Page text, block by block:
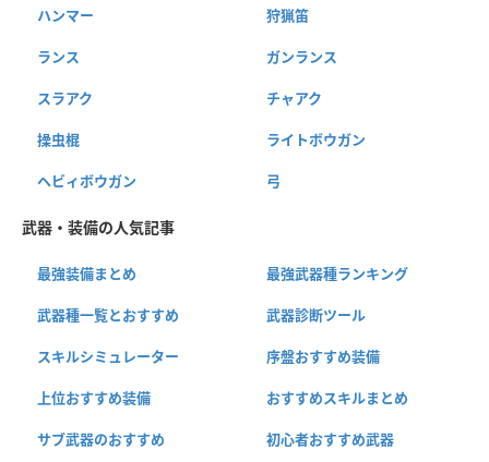
ハンマー 狩猟笛
ランス ガンランス
スラアク チャアク
操虫棍 ライトボウガン
ヘビィボウガン 弓
武器・装備の人気記事
最強装備まとめ 最強武器種ランキング
武器種一覧とおすすめ 武器診断ツール
スキルシミュレーター 序盤おすすめ装備
上位おすすめ装備 おすすめスキルまとめ
サブ武器のおすすめ 初心者おすすめ武器